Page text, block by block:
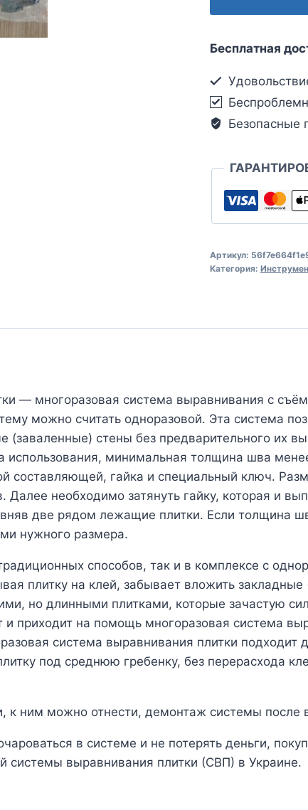
Бесплатная
Безопасные
Артикул:
Категория:
— многоразовая система выравнивания с
можно считать одноразовой. Эта система
(заваленные) стены без предварительного их
использования, минимальная толщина шва
составляющей, гайка и специальный ключ.
Далее необходимо затянуть гайку, которая и
две рядом лежащие плитки. Если толщина
нужного размера.
способов, так и в комплексе с
плитку на клей, забывает вложить
но длинными плитками, которые зачастую
приходит на помощь многоразовая система
система выравнивания плитки
под среднюю гребенку, без перерасхода
к ним можно отнести, демонтаж системы после
в системе и не потерять деньги,
системы выравнивания плитки (СВП) в Украине.